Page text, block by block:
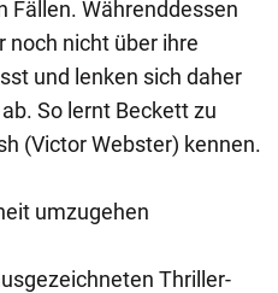
Fällen. Währenddessen
noch nicht über ihre
und lenken sich daher
So lernt Beckett zu
(Victor Webster) kennen.
umzugehen
Thriller-